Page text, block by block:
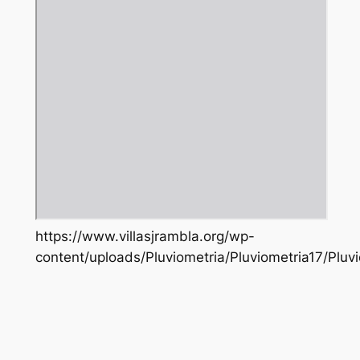
https://www.villasjrambla.org/wp-
content/uploads/Pluviometria/Pluviometria17/